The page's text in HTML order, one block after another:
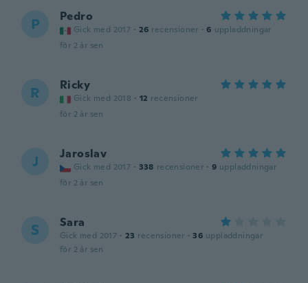
P Pedro
Gick med 2017 · 26 recensioner · 6 uppladdningar
för 2 år sen
R Ricky
Gick med 2018 · 12 recensioner
för 2 år sen
J Jaroslav
Gick med 2017 · 338 recensioner · 9 uppladdningar
för 2 år sen
S Sara
Gick med 2017 · 23 recensioner · 36 uppladdningar
för 2 år sen